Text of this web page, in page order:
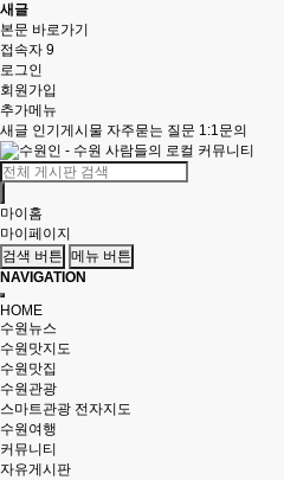
새글
본문 바로가기
접속자 9
로그인
회원가입
추가메뉴
새글 인기게시물 자주묻는 질문 1:1문의
마이홈
마이페이지
검색 버튼 메뉴 버튼
NAVIGATION
HOME
수원뉴스
수원맛지도
수원맛집
수원관광
스마트관광 전자지도
수원여행
커뮤니티
자유게시판